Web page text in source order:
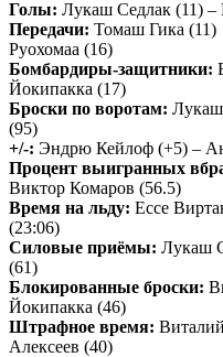
Голы: Лукаш Седлак (11)
Передачи: Томаш Гика
Руохомаа (16)
Бомбардиры-защитники:
Йокипакка (17)
Броски по воротам: Лукаш
(95)
+/-: Эндрю Кейлоф (+5) –
Процент выигранных
Виктор Комаров (56.5)
Время на льду: Ессе
(23:06)
Силовые приёмы: Лукаш
(61)
Блокированные броски:
Йокипакка (46)
Штрафное время:
Алексеев (40)